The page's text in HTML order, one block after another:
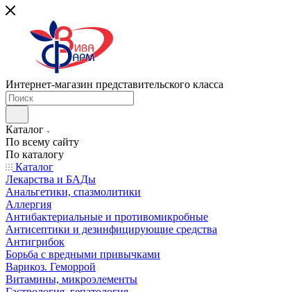
Интернет-магазин представительского класса
Каталог
По всему сайту
По каталогу
Каталог
Лекарства и БАДы
Анальгетики, спазмолитики
Аллергия
Антибактериальные и противомикробные
Антисептики и дезинфицирующие средства
Антигрибок
Борьба с вредными привычками
Варикоз. Геморрой
Витамины, микроэлементы